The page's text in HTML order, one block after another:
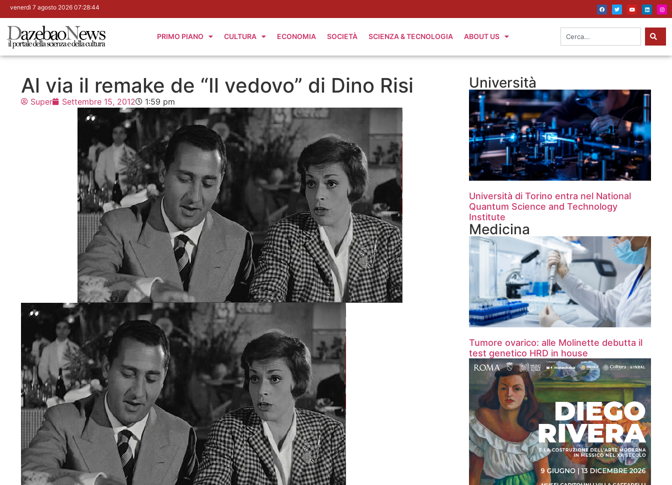
venerdì 7 agosto 2026 07:28:45
PRIMO PIANO CULTURA ECONOMIA SOCIETÀ SCIENZA & TECNOLOGIA ABOUT US
Al via il remake de “Il vedovo” di Dino Risi
Super Settembre 15, 2012 1:59 pm
Università
Università di Torino entra nel National
Quantum Science and Technology
Institute
Medicina
Tumore ovarico: alle Molinette debutta il
test genetico HRD in house